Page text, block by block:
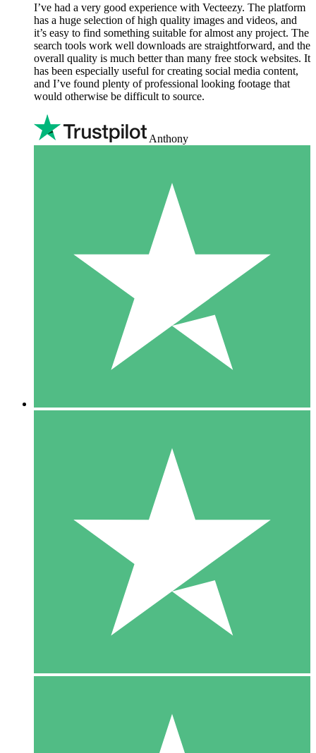
I’ve had a very good experience with Vecteezy. The platform
has a huge selection of high quality images and videos, and
it’s easy to find something suitable for almost any project. The
search tools work well downloads are straightforward, and the
overall quality is much better than many free stock websites. It
has been especially useful for creating social media content,
and I’ve found plenty of professional looking footage that
would otherwise be difficult to source.
Anthony